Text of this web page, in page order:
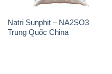
Natri Sunphit – NA2SO3
Trung Quốc China